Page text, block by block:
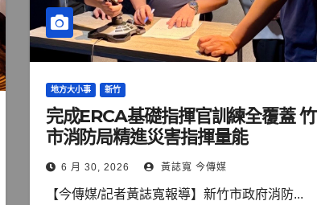
地方大小事 新竹
完成ERCA基礎指揮官訓練全覆蓋 竹
市消防局精進災害指揮量能
6 月 30, 2026 黃誌寬 今傳媒
【今傳媒/記者黃誌寬報導】新竹市政府消防...